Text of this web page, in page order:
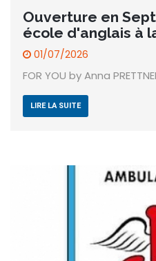
Ouverture en
école d'anglais à
01/07/2026
FOR YOU by Anna
LIRE LA SUITE